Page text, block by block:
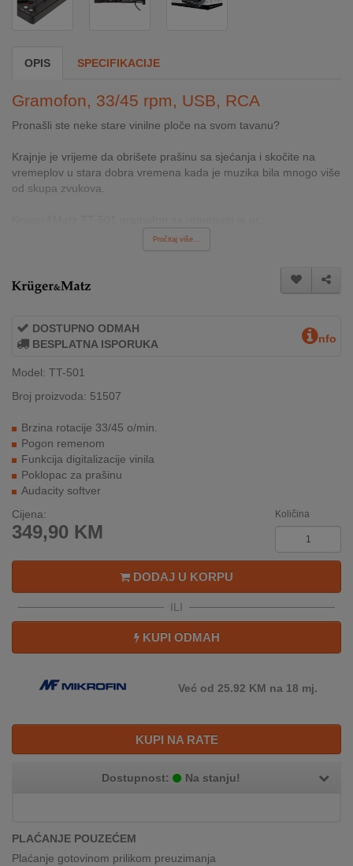
&
GAME
INTERNO
AKCIJE
NOVO
U
KUPOVINA
NA
RATE
REKLAMACIJA
I
O
KUPITI?
KUPOVINA
INOSTRANSTVA
DIGITALIS
OPIS SPECIFIKACIJE
Gramofon, 33/45 rpm, USB, RCA
Pronašli ste neke stare vinilne ploče na svom tavanu?
Krajnje je vrijeme da obrišete prašinu sa sjećanja i skočite na
vremeplov u stara dobra vremena kada je muzika bila mnogo više
od skupa zvukova.
Pročitaj više...
DOSTUPNO ODMAH
BESPLATNA ISPORUKA
nfo
Model: TT-501
Broj proizvoda: 51507
Brzina rotacije 33/45 o/min.
Pogon remenom
Funkcija digitalizacije vinila
Poklopac za prašinu
Audacity softver
Cijena:
349,90 KM
Količina
DODAJ U KORPU
ILI
KUPI ODMAH
Već od 25.92 KM na 18 mj.
KUPI NA RATE
Dostupnost: Na stanju!
PLAĆANJE POUZEĆEM
Plaćanje gotovinom prilikom preuzimanja